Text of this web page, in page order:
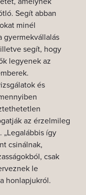
Segít abban
minél
gyermekvállalás
segít, hogy
legyenek az
és
az érzelmileg
„Legalábbis így
csinálnak,
csak
le
honlapjukról.